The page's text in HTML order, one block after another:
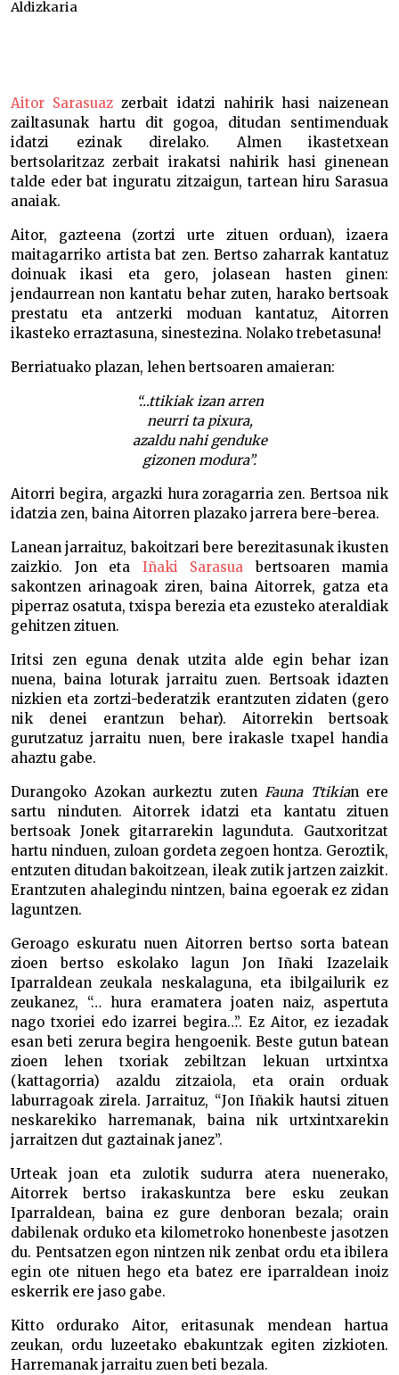
Aldizkaria
Aitor Sarasuaz zerbait idatzi nahirik hasi naizenean
zailtasunak hartu dit gogoa, ditudan sentimenduak
idatzi ezinak direlako. Almen ikastetxean
bertsolaritzaz zerbait irakatsi nahirik hasi ginenean
talde eder bat inguratu zitzaigun, tartean hiru Sarasua
anaiak.
Aitor, gazteena (zortzi urte zituen orduan), izaera
maitagarriko artista bat zen. Bertso zaharrak kantatuz
doinuak ikasi eta gero, jolasean hasten ginen:
jendaurrean non kantatu behar zuten, harako bertsoak
prestatu eta antzerki moduan kantatuz, Aitorren
ikasteko erraztasuna, sinestezina. Nolako trebetasuna!
Berriatuako plazan, lehen bertsoaren amaieran:
“…ttikiak izan arren
neurri ta pixura,
azaldu nahi genduke
gizonen modura”.
Aitorri begira, argazki hura zoragarria zen. Bertsoa nik
idatzia zen, baina Aitorren plazako jarrera bere-berea.
Lanean jarraituz, bakoitzari bere berezitasunak ikusten
zaizkio. Jon eta Iñaki Sarasua bertsoaren mamia
sakontzen arinagoak ziren, baina Aitorrek, gatza eta
piperraz osatuta, txispa berezia eta ezusteko ateraldiak
gehitzen zituen.
Iritsi zen eguna denak utzita alde egin behar izan
nuena, baina loturak jarraitu zuen. Bertsoak idazten
nizkien eta zortzi-bederatzik erantzuten zidaten (gero
nik denei erantzun behar). Aitorrekin bertsoak
gurutzatuz jarraitu nuen, bere irakasle txapel handia
ahaztu gabe.
Durangoko Azokan aurkeztu zuten Fauna Ttikian ere
sartu ninduten. Aitorrek idatzi eta kantatu zituen
bertsoak Jonek gitarrarekin lagunduta. Gautxoritzat
hartu ninduen, zuloan gordeta zegoen hontza. Geroztik,
entzuten ditudan bakoitzean, ileak zutik jartzen zaizkit.
Erantzuten ahalegindu nintzen, baina egoerak ez zidan
laguntzen.
Geroago eskuratu nuen Aitorren bertso sorta batean
zioen bertso eskolako lagun Jon Iñaki Izazelaik
Iparraldean zeukala neskalaguna, eta ibilgailurik ez
zeukanez, “… hura eramatera joaten naiz, aspertuta
nago txoriei edo izarrei begira…”. Ez Aitor, ez iezadak
esan beti zerura begira hengoenik. Beste gutun batean
zioen lehen txoriak zebiltzan lekuan urtxintxa
(kattagorria) azaldu zitzaiola, eta orain orduak
laburragoak zirela. Jarraituz, “Jon Iñakik hautsi zituen
neskarekiko harremanak, baina nik urtxintxarekin
jarraitzen dut gaztainak janez”.
Urteak joan eta zulotik sudurra atera nuenerako,
Aitorrek bertso irakaskuntza bere esku zeukan
Iparraldean, baina ez gure denboran bezala; orain
dabilenak orduko eta kilometroko honenbeste jasotzen
du. Pentsatzen egon nintzen nik zenbat ordu eta ibilera
egin ote nituen hego eta batez ere iparraldean inoiz
eskerrik ere jaso gabe.
Kitto ordurako Aitor, eritasunak mendean hartua
zeukan, ordu luzeetako ebakuntzak egiten zizkioten.
Harremanak jarraitu zuen beti bezala.